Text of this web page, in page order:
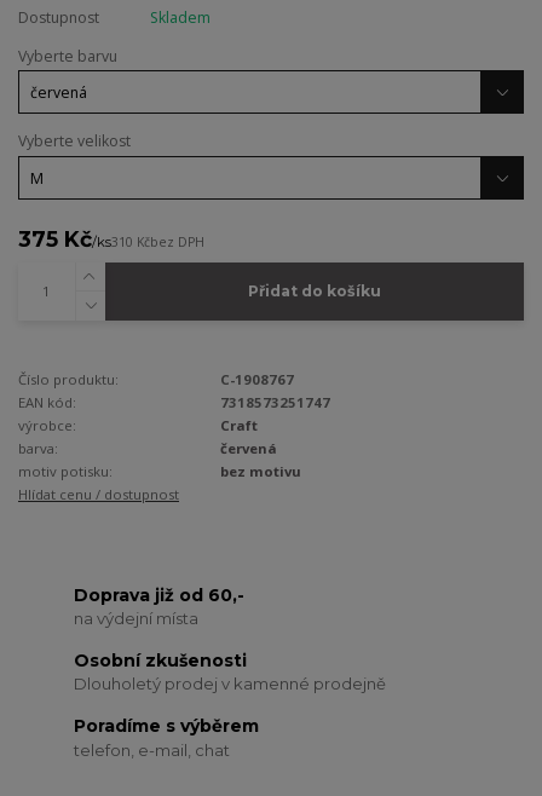
Dostupnost
Skladem
Vyberte barvu
Vyberte velikost
375 Kč/ks310 Kčbez DPH
Přidat do košíku
Číslo produktu:
C-1908767
EAN kód:
7318573251747
výrobce:
Craft
barva:
červená
motiv potisku:
bez motivu
Hlídat cenu / dostupnost
Doprava již od 60,-
na výdejní místa
Osobní zkušenosti
Dlouholetý prodej v kamenné prodejně
Poradíme s výběrem
telefon, e-mail, chat